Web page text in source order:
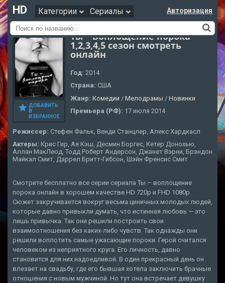
HD Категории Сериалы Авторизация
ДОБАВИТЬ
В
ИЗБРАННОЕ
Ты – воплощение порока
1,2,3,4,5 сезон смотреть
онлайн
Год: 2014
Страна: США
Жанр: Комедии / Мелодрамы / Новинки
Премьера (РФ): 17 июля 2014
Режиссер: Стефен Фальк, Венди Станцлер, Алекс Хардкасл
Актеры: Крис Гир, Ая Кэш, Десмин Боргес, Кетер Донохью,
Аллан МакЛеод, Тодд Роберт Андерсон, Джанет Вэрни, Брэндон
Майкал Смит, Даррел Бритт-Гибсон, Шэйн Френсис Смит
Смотрите бесплатно все серии сериала Ты – воплощение
порока онлайн в хорошем качестве HD 720p и FHD 1080p.
Сюжет закручивается вокруг весьма циничных молодых людей,
которые давно привыкли думать, что истинная любовь — это
лишь привычка. Так они решили построить свои
взаимоотношения без каких-либо чувств. Так однажды они
решили воплотить самые ужасающие пороки. Герой считался
человеком из неприятного круга. Его личность, давно
становится для них надоедливой. В один прекрасный день он
влезает на свадьбу, где его бывшая хотела заключить брачные
отношения с новым мужчиной. Но тут она встречает девушку